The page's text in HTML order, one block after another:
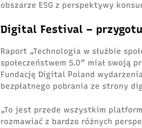
obszarze ESG z perspektywy
Digital Festival –
Raport „Technologia w służbie
społeczeństwem 5.0” miał swoją
Fundację Digital Poland
bezpłatnego pobrania ze strony
„To jest przede wszystkim
rozmawiać z bardzo różnych